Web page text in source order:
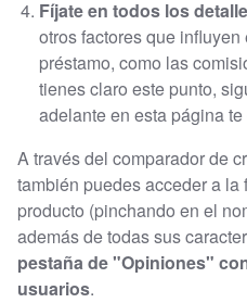
Fíjate en todos los
otros factores que
préstamo, como las
tienes claro este punto,
adelante en esta página
A través del comparador de
también puedes acceder a
producto (pinchando en el
además de todas sus
pestaña de "Opiniones"
usuarios.